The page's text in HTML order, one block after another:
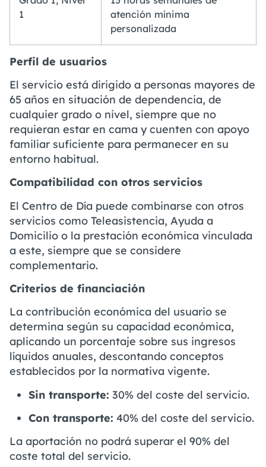
1
atención mínima
personalizada
Perfil de usuarios
El servicio está dirigido a personas mayores de
65 años en situación de dependencia, de
cualquier grado o nivel, siempre que no
requieran estar en cama y cuenten con apoyo
familiar suficiente para permanecer en su
entorno habitual.
Compatibilidad con otros servicios
El Centro de Día puede combinarse con otros
servicios como Teleasistencia, Ayuda a
Domicilio o la prestación económica vinculada
a este, siempre que se considere
complementario.
Criterios de financiación
La contribución económica del usuario se
determina según su capacidad económica,
aplicando un porcentaje sobre sus ingresos
líquidos anuales, descontando conceptos
establecidos por la normativa vigente.
Sin transporte: 30% del coste del servicio.
Con transporte: 40% del coste del servicio.
La aportación no podrá superar el 90% del
coste total del servicio.